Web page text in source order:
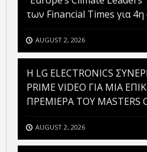
των Financial Times για
AUGUST 2, 2026
H LG ELECTRONICS
PRIME VIDEO ΓΙΑ ΜΙΑ
ΠΡΕΜΙΕΡΑ ΤΟΥ MASTERS
AUGUST 2, 2026